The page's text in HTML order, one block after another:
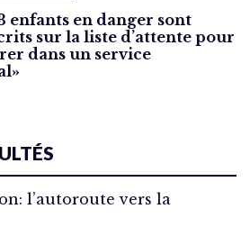
enfants en danger sont
sur la liste d’attente pour
dans un service
l’autoroute vers la